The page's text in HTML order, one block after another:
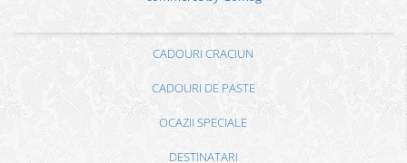
CADOURI CRACIUN
CADOURI DE PASTE
OCAZII SPECIALE
DESTINATARI